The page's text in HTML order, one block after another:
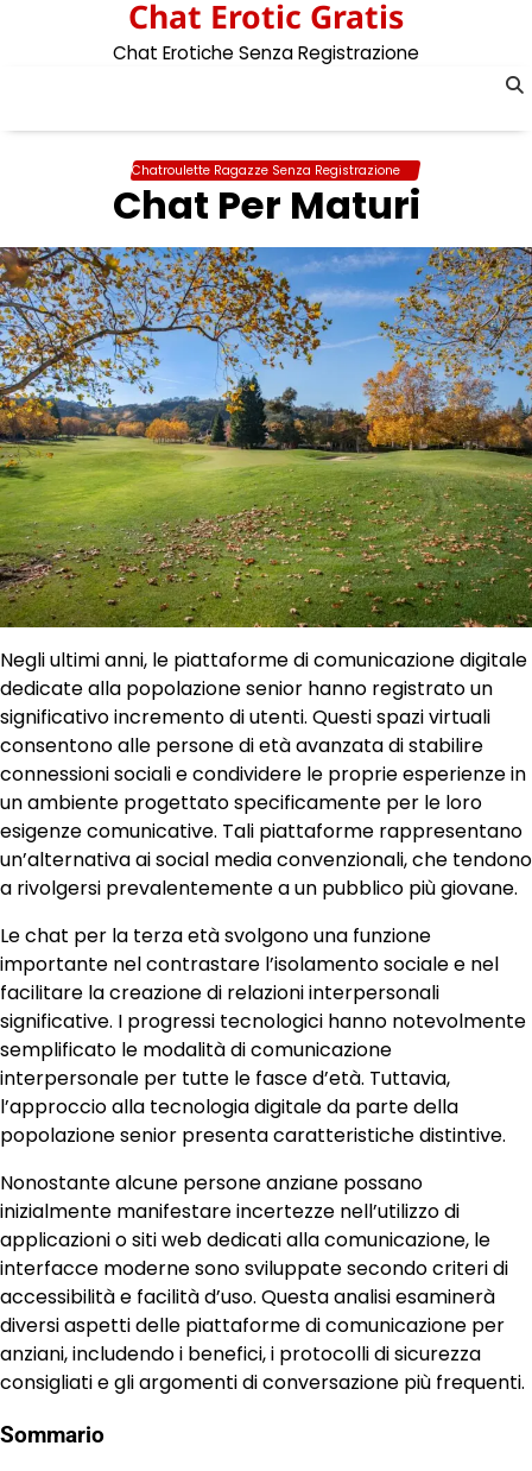
Chat Erotic Gratis
Chat Erotiche Senza Registrazione
Chatroulette Ragazze Senza Registrazione
Chat Per Maturi
Negli ultimi anni, le piattaforme di comunicazione digitale
dedicate alla popolazione senior hanno registrato un
significativo incremento di utenti. Questi spazi virtuali
consentono alle persone di età avanzata di stabilire
connessioni sociali e condividere le proprie esperienze in
un ambiente progettato specificamente per le loro
esigenze comunicative. Tali piattaforme rappresentano
un’alternativa ai social media convenzionali, che tendono
a rivolgersi prevalentemente a un pubblico più giovane.
Le chat per la terza età svolgono una funzione
importante nel contrastare l’isolamento sociale e nel
facilitare la creazione di relazioni interpersonali
significative. I progressi tecnologici hanno notevolmente
semplificato le modalità di comunicazione
interpersonale per tutte le fasce d’età. Tuttavia,
l’approccio alla tecnologia digitale da parte della
popolazione senior presenta caratteristiche distintive.
Nonostante alcune persone anziane possano
inizialmente manifestare incertezze nell’utilizzo di
applicazioni o siti web dedicati alla comunicazione, le
interfacce moderne sono sviluppate secondo criteri di
accessibilità e facilità d’uso. Questa analisi esaminerà
diversi aspetti delle piattaforme di comunicazione per
anziani, includendo i benefici, i protocolli di sicurezza
consigliati e gli argomenti di conversazione più frequenti.
Sommario